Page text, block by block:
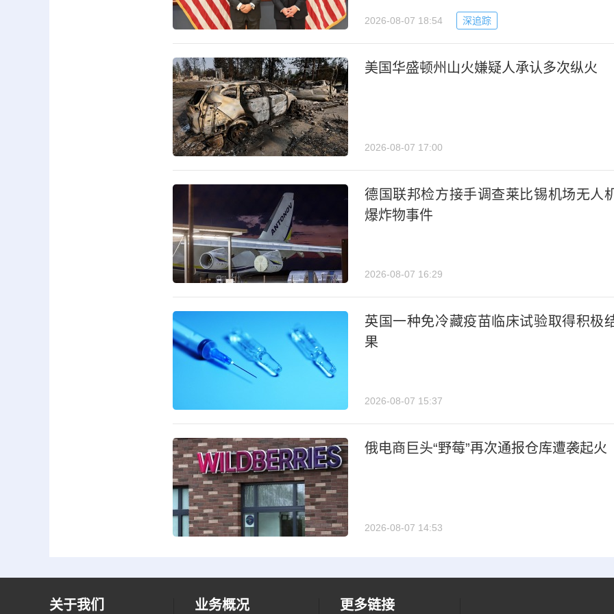
2026-08-07 18:54 深追踪
美国华盛顿州山火嫌疑人承认多次纵火
2026-08-07 17:00
德国联邦检方接手调查莱比锡机场无人
爆炸物事件
2026-08-07 16:29
英国一种免冷藏疫苗临床试验取得积极
果
2026-08-07 15:37
俄电商巨头“野莓”再次通报仓库遭袭起火
2026-08-07 14:53
关于我们 业务概况 更多链接